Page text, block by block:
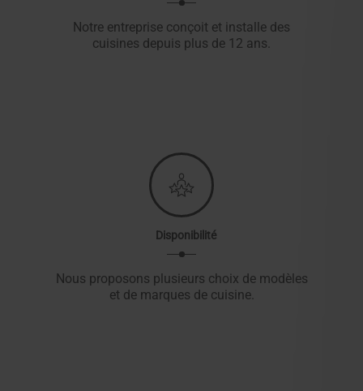
Notre entreprise conçoit et installe des
cuisines depuis plus de 12 ans.
Disponibilité
Nous proposons plusieurs choix de modèles
et de marques de cuisine.